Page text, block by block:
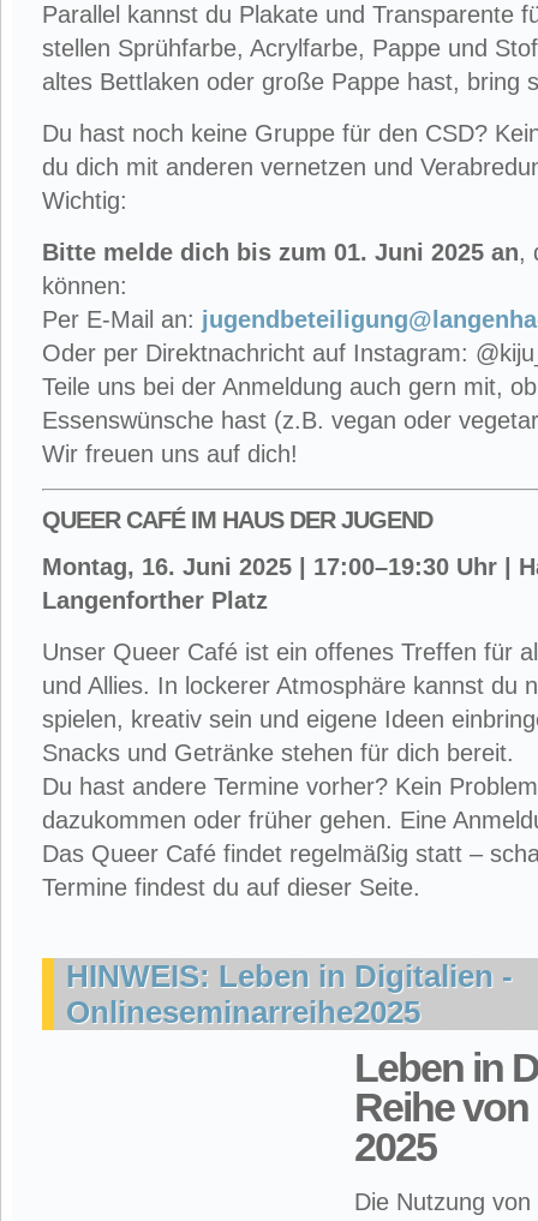
Parallel kannst du Plakate und Transparente
stellen Sprühfarbe, Acrylfarbe, Pappe und
altes Bettlaken oder große Pappe hast, bring
Du hast noch keine Gruppe für den CSD?
du dich mit anderen vernetzen und
Wichtig:
Bitte melde dich bis zum 01. Juni 2025 an,
können:
Per E-Mail an:
Oder per Direktnachricht auf Instagram:
Teile uns bei der Anmeldung auch gern mit,
Essenswünsche hast (z.B. vegan oder
Wir freuen uns auf dich!
QUEER CAFÉ IM HAUS DER JUGEND
Montag, 16. Juni 2025 | 17:00–19:30 Uhr |
Langenforther Platz
Unser Queer Café ist ein offenes Treffen für
und Allies. In lockerer Atmosphäre kannst du
spielen, kreativ sein und eigene Ideen
Snacks und Getränke stehen für dich bereit.
Du hast andere Termine vorher? Kein
dazukommen oder früher gehen. Eine
Das Queer Café findet regelmäßig statt –
Termine findest du auf dieser Seite.
HINWEIS: Leben in Digitalien -
Onlineseminarreihe2025
Leben in
Reihe
2025
Die Nutzung